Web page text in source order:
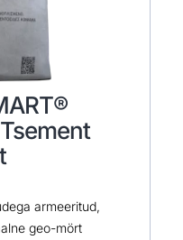
armeeritud,
geo-mört